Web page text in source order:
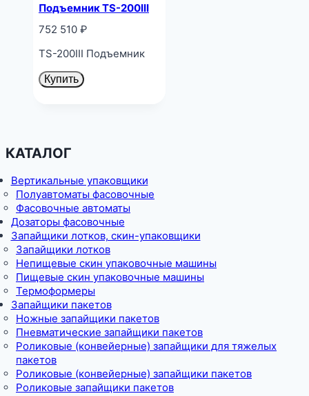
Подъемник TS-200III
752 510 ₽
TS-200III Подъемник
Купить
КАТАЛОГ
Вертикальные упаковщики
Полуавтоматы фасовочные
Фасовочные автоматы
Дозаторы фасовочные
Запайщики лотков, скин-упаковщики
Запайщики лотков
Непищевые скин упаковочные машины
Пищевые скин упаковочные машины
Термоформеры
Запайщики пакетов
Ножные запайщики пакетов
Пневматические запайщики пакетов
Роликовые (конвейерные) запайщики для тяжелых
пакетов
Роликовые (конвейерные) запайщики пакетов
Роликовые запайщики пакетов